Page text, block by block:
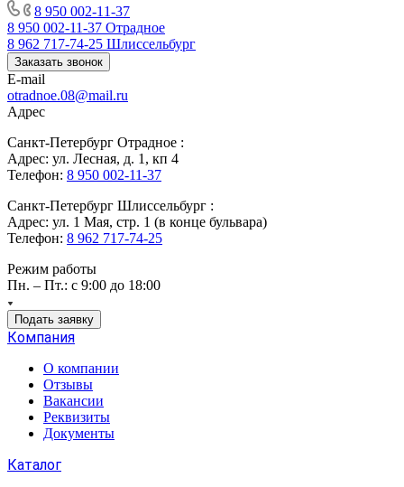
8 950 002-11-37
8 950 002-11-37 Отрадное
8 962 717-74-25 Шлиссельбург
Заказать звонок
E-mail
otradnoe.08@mail.ru
Адрес
Санкт-Петербург Отрадное :
Адрес: ул. Лесная, д. 1, кп 4
Телефон: 8 950 002-11-37
Санкт-Петербург Шлиссельбург :
Адрес: ул. 1 Мая, стр. 1 (в конце бульвара)
Телефон: 8 962 717-74-25
Режим работы
Пн. – Пт.: с 9:00 до 18:00
Подать заявку
Компания
О компании
Отзывы
Вакансии
Реквизиты
Документы
Каталог